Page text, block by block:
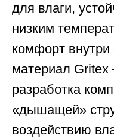
для влаги,
низким
комфорт
материал Gritex
разработка
«дышащей»
воздействию